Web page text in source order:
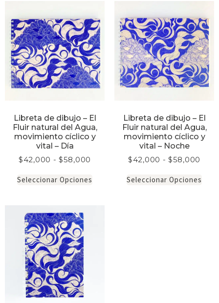
Libreta de dibujo – El
Fluir natural del Agua,
movimiento cíclico y
vital – Día
$42,000 - $58,000
Seleccionar Opciones
Libreta de dibujo – El
Fluir natural del Agua,
movimiento cíclico y
vital – Noche
$42,000 - $58,000
Seleccionar Opciones